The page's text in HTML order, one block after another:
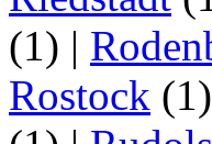
(1) |
Rostock (1)